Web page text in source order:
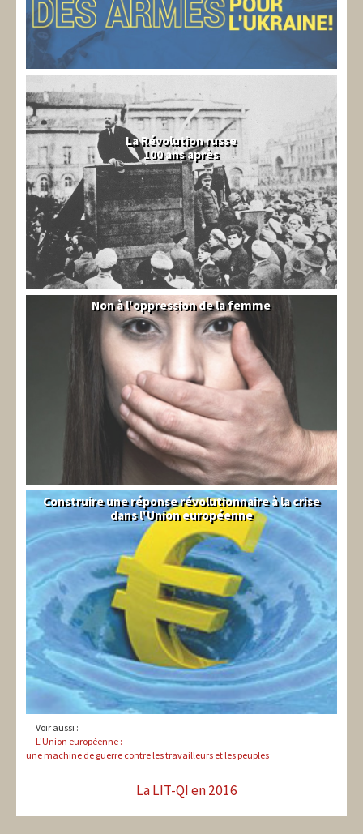
La Révolution russe
100 ans après
Syrie
Non à l'oppression de la femme
Syndical
Construire une réponse révolutionnaire à la crise
dans l'Union européenne
Voir aussi :
L'Union européenne :
une machine de guerre contre les travailleurs et les peuples
La LIT-QI en 2016